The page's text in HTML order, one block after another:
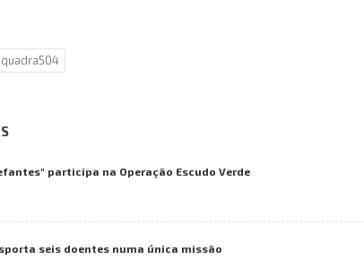
participa na Operação Escudo Verde
seis doentes numa única missão